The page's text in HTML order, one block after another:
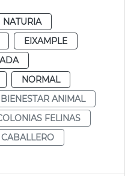
NATURIA
EIXAMPLE
NORMAL
BIENESTAR ANIMAL
FELINAS
CABALLERO